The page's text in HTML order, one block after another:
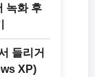
녹화 후
들리거
XP)